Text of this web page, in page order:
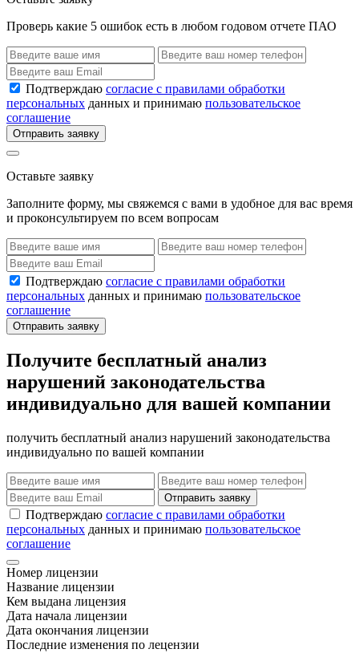
Проверь какие 5 ошибок есть в любом годовом отчете ПАО
Подтверждаю согласие с правилами обработки
персональных данных и принимаю пользовательское
соглашение
Отправить заявку
Оставьте заявку
Заполните форму, мы свяжемся с вами в удобное для вас время
и проконсультируем по всем вопросам
Подтверждаю согласие с правилами обработки
персональных данных и принимаю пользовательское
соглашение
Отправить заявку
Получите бесплатный анализ
нарушений законодательства
индивидуально для вашей компании
получить бесплатный анализ нарушений законодательства
индивидуально по вашей компании
Отправить заявку
Подтверждаю согласие с правилами обработки
персональных данных и принимаю пользовательское
соглашение
Номер лицензии
Название лицензии
Кем выдана лицензия
Дата начала лицензии
Дата окончания лицензии
Последние изменения по лецензии